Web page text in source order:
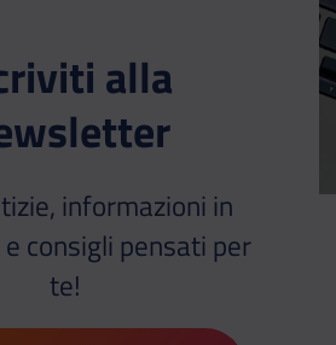
alla
informazioni in
consigli pensati per
te!